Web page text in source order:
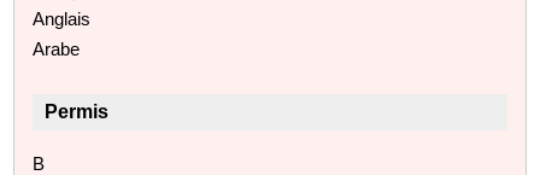
Anglais
Arabe
Permis
B